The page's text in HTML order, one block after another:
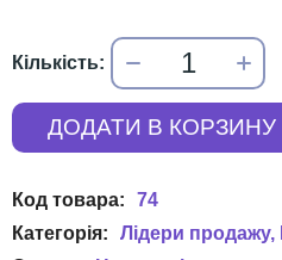
74
Лідери продажу